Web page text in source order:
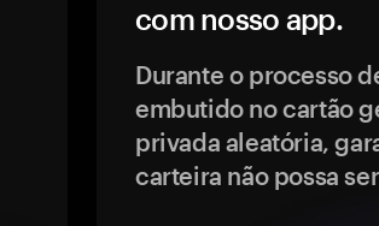
com nosso app.
Durante o processo
embutido no cartão
privada aleatória,
carteira não possa